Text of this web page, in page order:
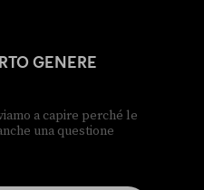
GENERE
a capire perché le
una questione